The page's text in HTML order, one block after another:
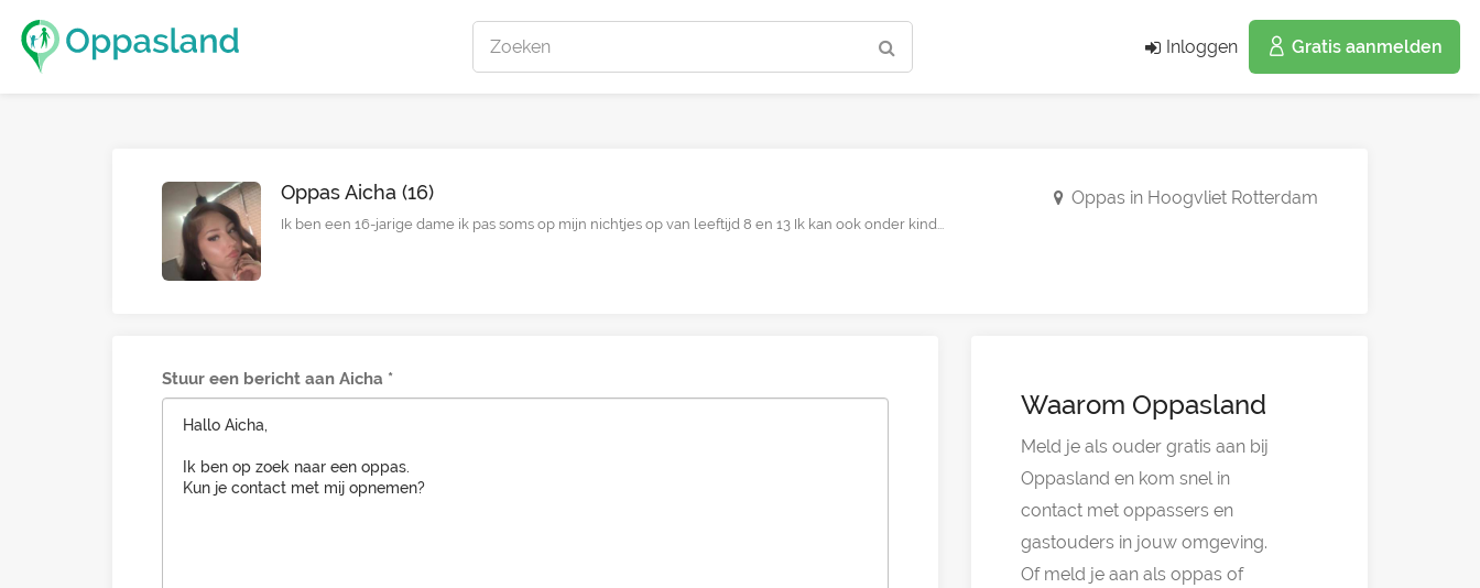
Zoeken Inloggen Gratis aanmelden
Oppas Aicha (16)
Ik ben een 16-jarige dame ik pas soms op mijn nichtjes op van leeftijd 8 en 13 Ik kan ook onder kind...
Oppas in Hoogvliet Rotterdam
Stuur een bericht aan Aicha
Waarom Oppasland
Meld je als ouder gratis aan bij
Oppasland en kom snel in
contact met oppassers en
gastouders in jouw omgeving.
Of meld je aan als oppas of